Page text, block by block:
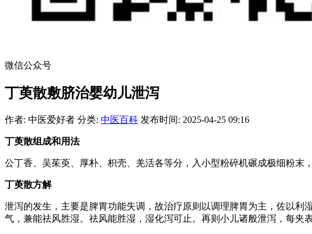
微信公众号
丁萸散敷脐治婴幼儿泄泻
作者: 中医爱好者 分类: 中医百科 发布时间: 2025-04-25 09:16
丁萸散组成和用法
公丁香、吴茱萸、厚朴、枳壳、羌活各等分，入小型粉碎机碾成极细粉末
丁萸散方解
泄泻的发生，主要是脾胃功能失调，故治疗原则以调理脾胃为主，佐以
气，兼能祛风胜湿。祛风能胜湿，湿化泻可止。再则小儿诸般泄泻，每夹